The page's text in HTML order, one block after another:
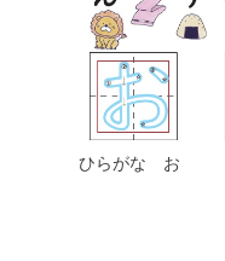
ひらがな お